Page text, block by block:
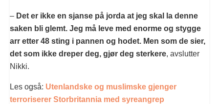
– Det er ikke en sjanse på jorda at jeg skal la denne
saken bli glemt. Jeg må leve med enorme og stygge
arr etter 48 sting i pannen og hodet. Men som de sier,
det som ikke dreper deg, gjør deg sterkere, avslutter
Nikki.
Les også: Utenlandske og muslimske gjenger
terroriserer Storbritannia med syreangrep